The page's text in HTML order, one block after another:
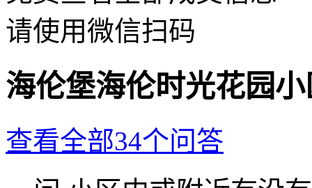
请使用微信扫码
海伦堡海伦时光花园
查看全部34个问答